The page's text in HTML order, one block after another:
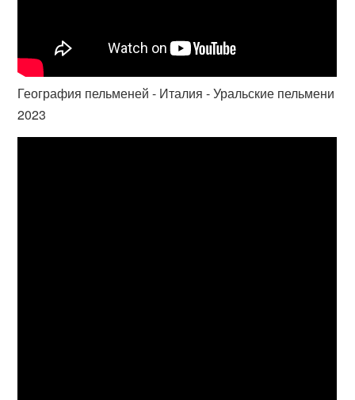
География пельменей - Италия - Уральские пельмени
2023